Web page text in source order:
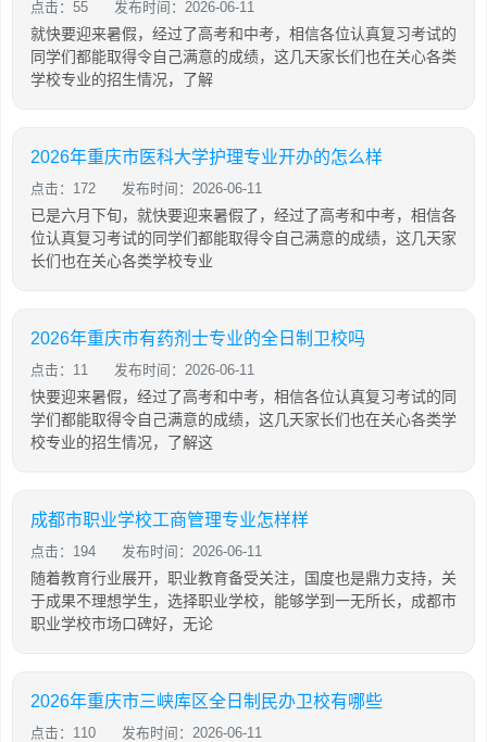
点击：55 发布时间：2026-06-11
就快要迎来暑假，经过了高考和中考，相信各位认真复习考试的
同学们都能取得令自己满意的成绩，这几天家长们也在关心各类
学校专业的招生情况，了解
2026年重庆市医科大学护理专业开办的怎么样
点击：172 发布时间：2026-06-11
已是六月下旬，就快要迎来暑假了，经过了高考和中考，相信各
位认真复习考试的同学们都能取得令自己满意的成绩，这几天家
长们也在关心各类学校专业
2026年重庆市有药剂士专业的全日制卫校吗
点击：11 发布时间：2026-06-11
快要迎来暑假，经过了高考和中考，相信各位认真复习考试的同
学们都能取得令自己满意的成绩，这几天家长们也在关心各类学
校专业的招生情况，了解这
成都市职业学校工商管理专业怎样样
点击：194 发布时间：2026-06-11
随着教育行业展开，职业教育备受关注，国度也是鼎力支持，关
于成果不理想学生，选择职业学校，能够学到一无所长，成都市
职业学校市场口碑好，无论
2026年重庆市三峡库区全日制民办卫校有哪些
点击：110 发布时间：2026-06-11